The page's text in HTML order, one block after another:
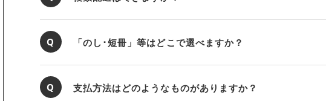
「のし･短冊」等はどこで選べますか？
支払方法はどのようなものがありますか？